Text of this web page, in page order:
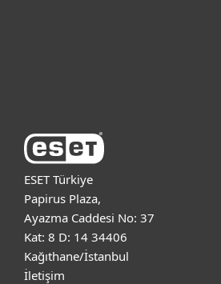
ESET Türkiye
Papirus Plaza,
Ayazma Caddesi No: 37
Kat: 8 D: 14 34406
Kağıthane/İstanbul
İletişim